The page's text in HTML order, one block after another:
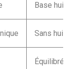
Base
Sans